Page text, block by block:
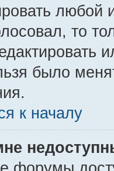
любой
то
было
к началу